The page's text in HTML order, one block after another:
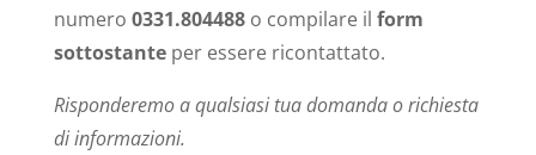
numero 0331.804488o compilare il form
sottostanteper essere ricontattato.
Risponderemo a qualsiasi tua domanda o richiesta
di informazioni.